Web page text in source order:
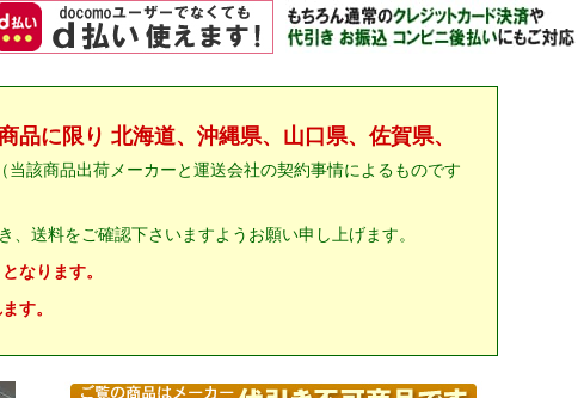
に限り 北海道、沖縄県、山口県、佐賀県、
（当該商品出荷メーカーと運送会社の契約事情によるものです
送料をご確認下さいますようお願い申し上げます。
なります。
す。